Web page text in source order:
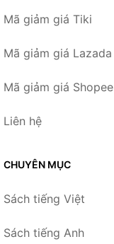
Mã giảm giá Tiki
Mã giảm giá Lazada
Mã giảm giá Shopee
Liên hệ
CHUYÊN MỤC
Sách tiếng Việt
Sách tiếng Anh